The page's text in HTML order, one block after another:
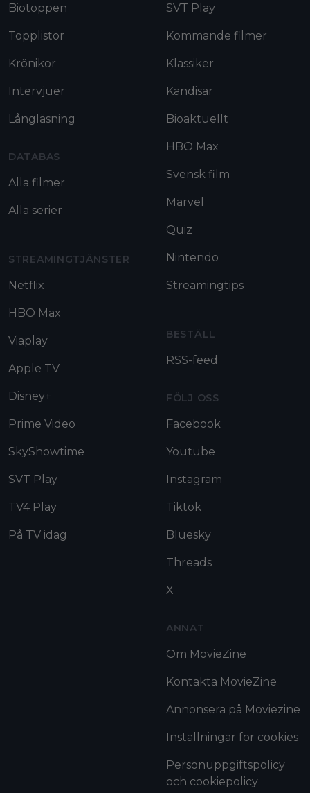
Biotoppen
Topplistor
Krönikor
Intervjuer
Långläsning
DATABAS
Alla filmer
Alla serier
STREAMINGTJÄNSTER
Netflix
HBO Max
Viaplay
Apple TV
Disney+
Prime Video
SkyShowtime
SVT Play
TV4 Play
På TV idag
SVT Play
Kommande filmer
Klassiker
Kändisar
Bioaktuellt
HBO Max
Svensk film
Marvel
Quiz
Nintendo
Streamingtips
BESTÄLL
RSS-feed
FÖLJ OSS
Facebook
Youtube
Instagram
Tiktok
Bluesky
Threads
X
ANNAT
Om MovieZine
Kontakta MovieZine
Annonsera på Moviezine
Inställningar för cookies
Personuppgiftspolicy
och cookiepolicy